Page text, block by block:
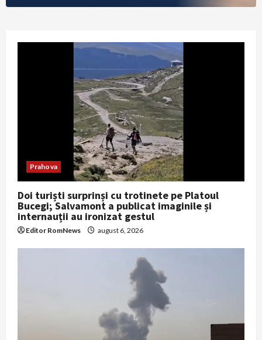
Prahova
Doi turiști surprinși cu trotinete pe Platoul
Bucegi; Salvamont a publicat imaginile și
internauții au ironizat gestul
Editor RomNews august 6, 2026